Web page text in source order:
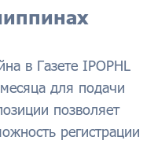
в Газете IPOPHL
для подачи
позволяет
регистрации